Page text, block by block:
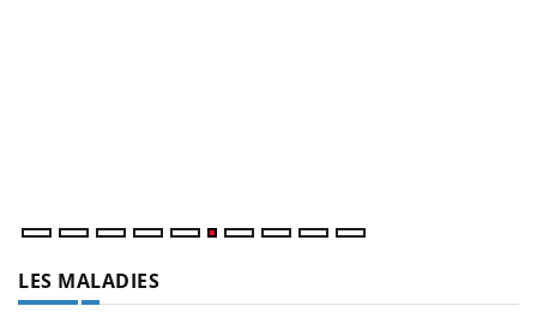
LES MALADIES